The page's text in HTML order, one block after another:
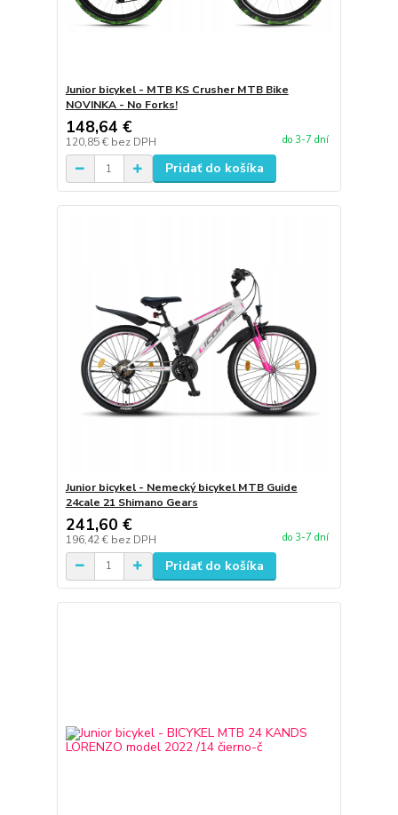
Junior bicykel - MTB KS Crusher MTB Bike
NOVINKA - No Forks!
148,64 €
120,85 € bez DPH do 3-7 dní
Pridať do košíka
Junior bicykel - Nemecký bicykel MTB Guide
24cale 21 Shimano Gears
241,60 €
196,42 € bez DPH do 3-7 dní
Pridať do košíka